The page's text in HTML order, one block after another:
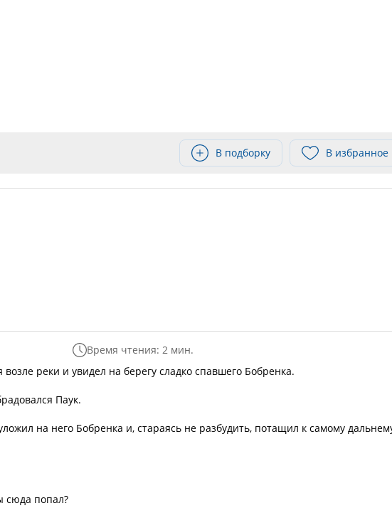
В подборку В избранное
Время чтения: 2 мин.
возле реки и увидел на берегу сладко спавшего Бобренка.
Паук.
на него Бобренка и, стараясь не разбудить, потащил к самому
сюда попал?